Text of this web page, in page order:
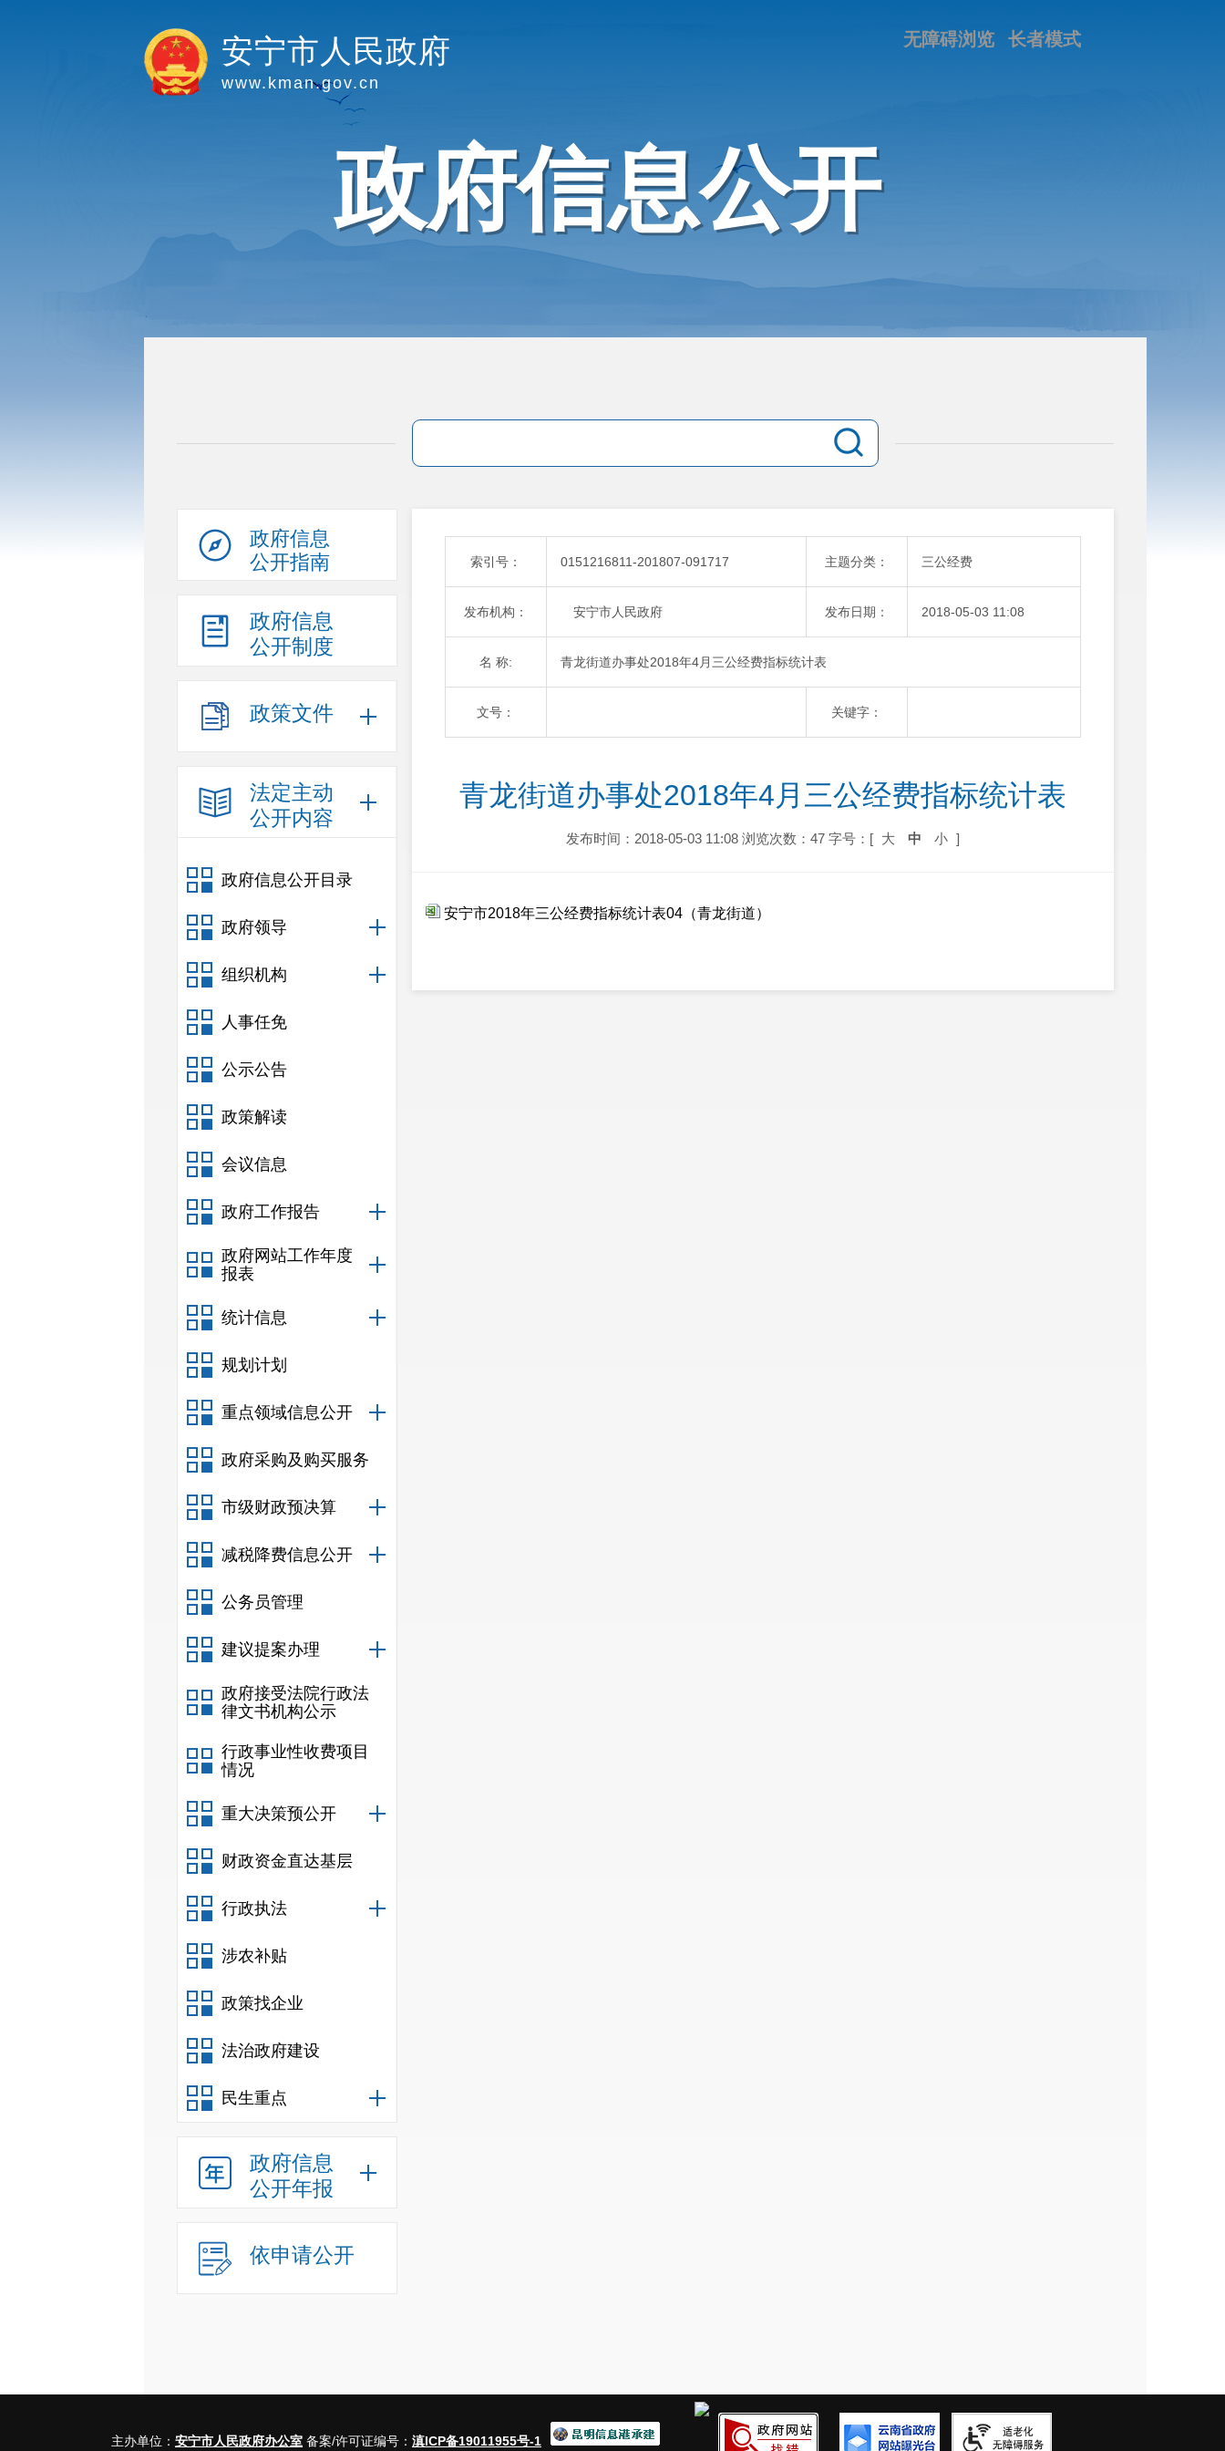
长者模式
无障碍浏览
安宁市人民政府
www.kman.gov.cn
政府信息公开
政府信息
公开指南
政府信息
公开制度
政策文件
法定主动
公开内容
政府信息公开目录
政府领导
组织机构
人事任免
公示公告
政策解读
会议信息
政府工作报告
政府网站工作年度
报表
统计信息
规划计划
重点领域信息公开
政府采购及购买服务
市级财政预决算
减税降费信息公开
公务员管理
建议提案办理
政府接受法院行政法
律文书机构公示
行政事业性收费项目
情况
重大决策预公开
财政资金直达基层
行政执法
涉农补贴
政策找企业
法治政府建设
民生重点
政府信息
公开年报
依申请公开
索引号： 0151216811-201807-091717 主题分类： 三公经费
发布机构： 安宁市人民政府 发布日期： 2018-05-03 11:08
名 称: 青龙街道办事处2018年4月三公经费指标统计表
文号： 关键字：
青龙街道办事处2018年4月三公经费指标统计表
发布时间：2018-05-03 11:08 浏览次数：47 字号：[ 大 中 小 ]
安宁市2018年三公经费指标统计表04（青龙街道）
主办单位： 安宁市人民政府办公室 备案/许可证编号： 滇ICP备19011955号-1